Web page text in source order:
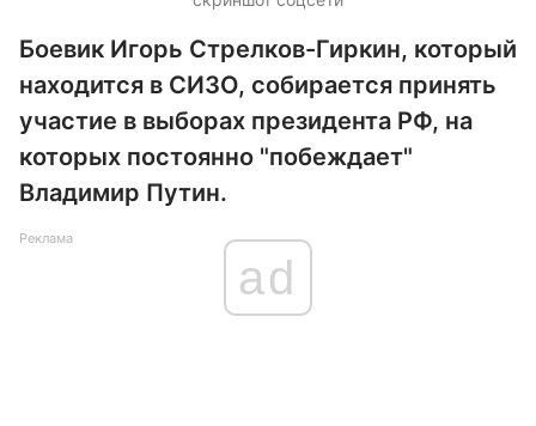
Боевик Игорь Стрелков-Гиркин, который
находится в СИЗО, собирается принять
участие в выборах президента РФ, на
которых постоянно "побеждает"
Владимир Путин.
Реклама
ad